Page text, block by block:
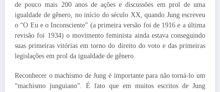
de pouco mais 200 anos de ações e discussões em prol de uma
igualdade de gênero, no início do século XX, quando Jung escreveu
o “O Eu e o Inconsciente” (a primeira versão foi de 1916 e a última
revisão foi 1934) o movimento feminista ainda estava conseguindo
suas primeiras vitórias em torno do direito do voto e das primeiras
legislações em prol da igualdade de gênero.
Reconhecer o machismo de Jung é importante para não torná-lo um
“machismo junguiano”. É fato que em muitos escritos de Jung